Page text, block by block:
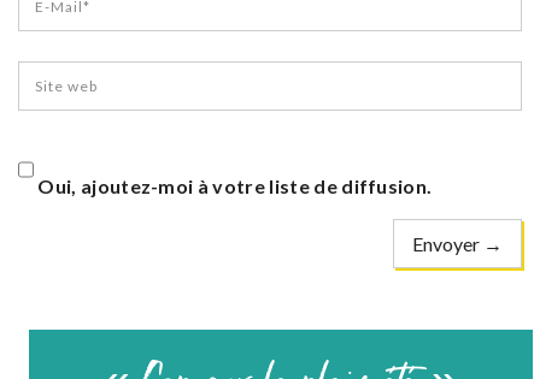
Oui, ajoutez-moi à votre liste de diffusion.